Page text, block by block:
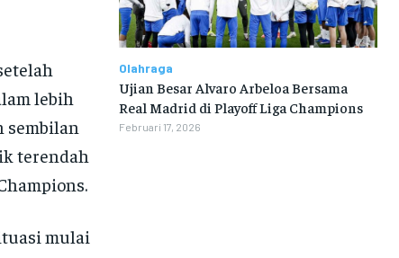
lebih
sembilan
terendah
mulai
Olahraga
Ujian Besar Alvaro Arbeloa Bersama
Real Madrid di Playoff Liga Champions
Februari 17, 2026